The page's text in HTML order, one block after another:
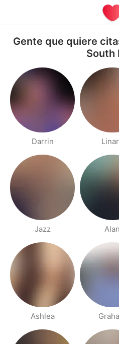
Gente que quiere
South
Darrin
Jazz Alan
Ashlea